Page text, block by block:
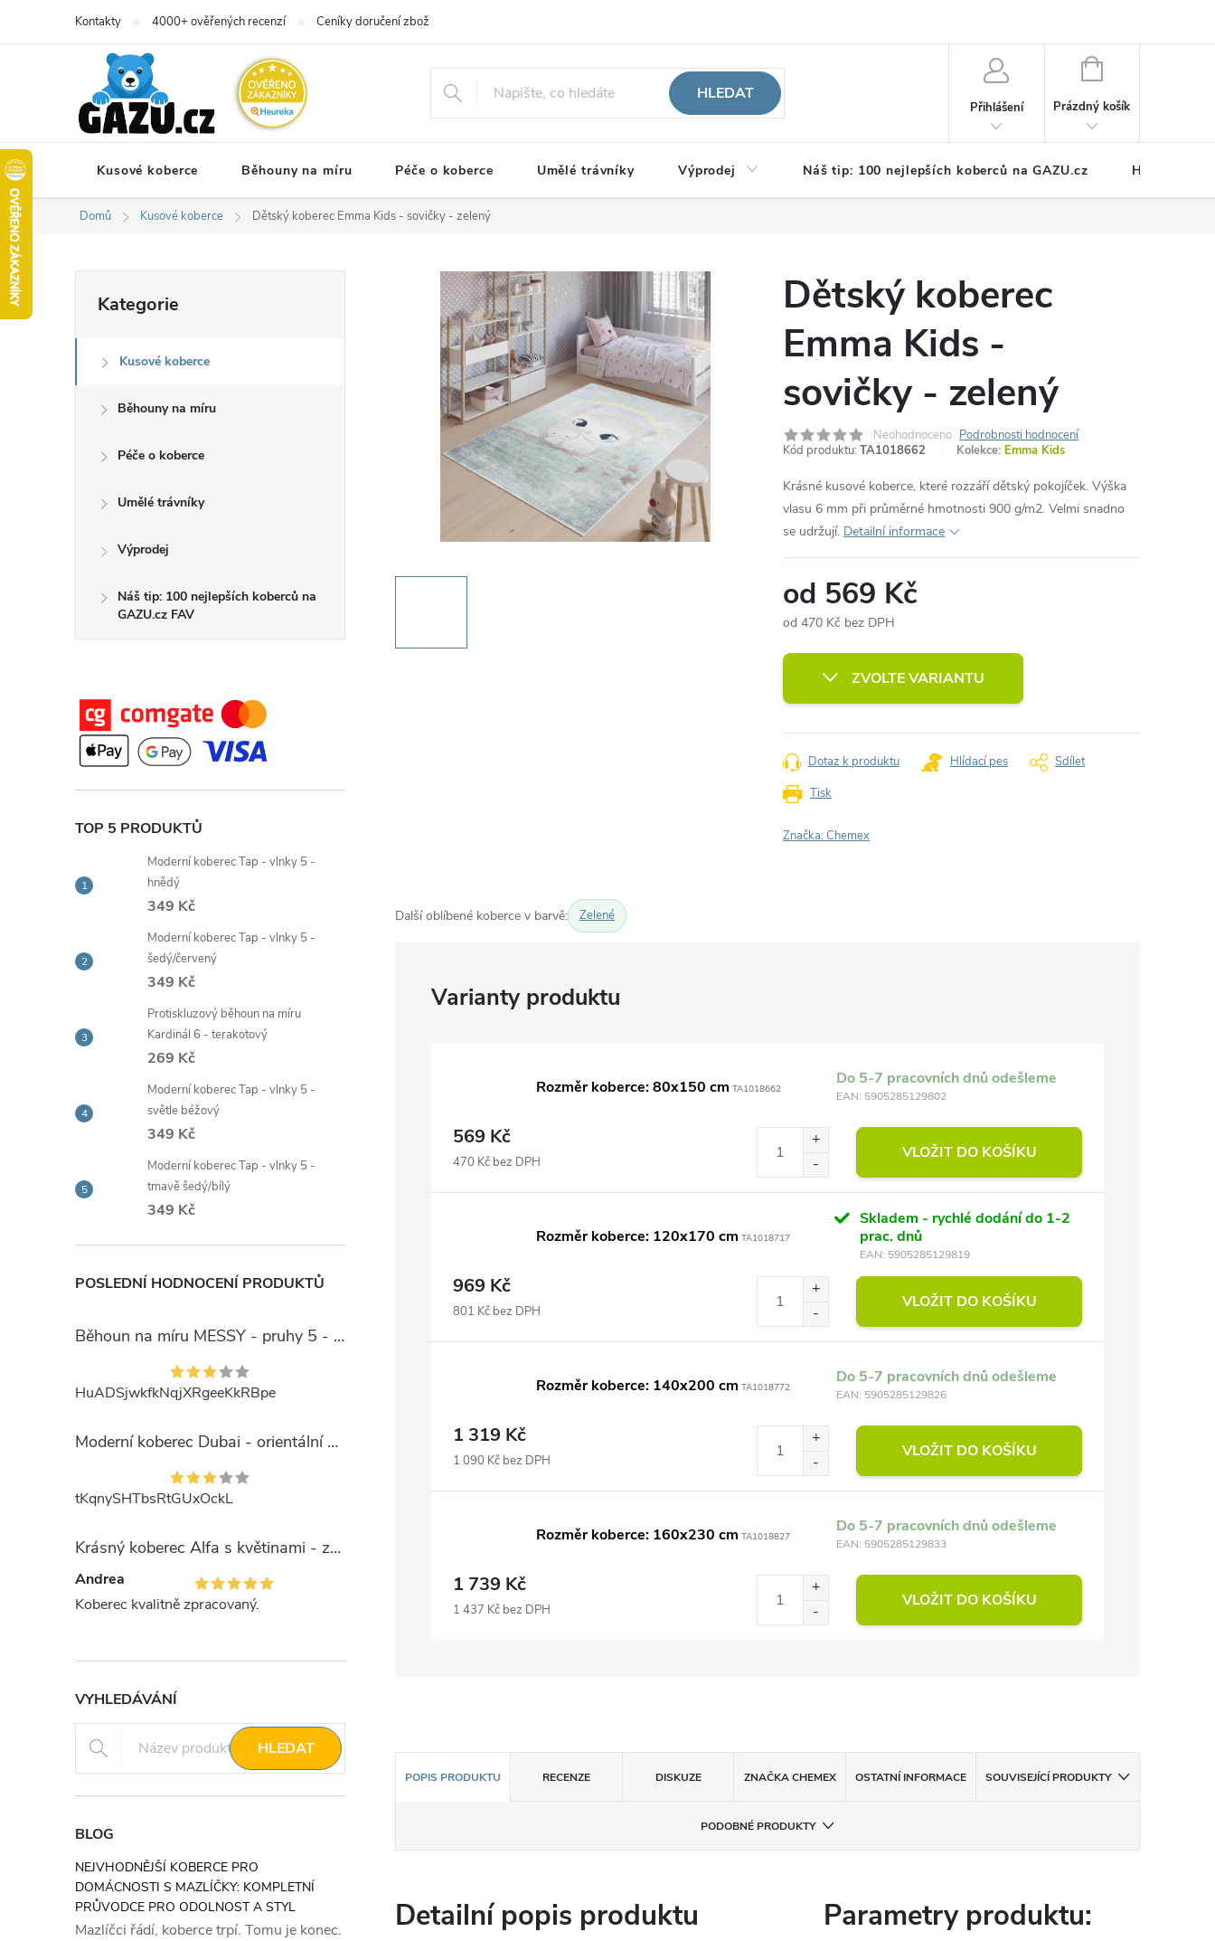
Kontakty 4000+ ověřených recenzí Ceníky doručení zboží
HLEDAT
Přihlášení
NÁKUPNÍ
Prázdný košík
Kusové koberce Běhouny na míru Péče o koberce Umělé trávníky Výprodej Náš tip: 100 nejlepších koberců na GAZU.cz Hodnocení
Domů Kusové koberce Dětský koberec Emma Kids - sovičky - zelený
o
s
í
p
a
n
e
l
kategorie
Kategorie
Kusové koberce
Běhouny na míru
Péče o koberce
Umělé trávníky
Výprodej
Náš tip: 100 nejlepších koberců na
GAZU.cz FAV
TOP 5 PRODUKTŮ
Moderní koberec Tap - vlnky 5 -
hnědý
349 Kč
Moderní koberec Tap - vlnky 5 -
šedý/červený
349 Kč
Protiskluzový běhoun na míru
Kardinál 6 - terakotový
269 Kč
Moderní koberec Tap - vlnky 5 -
světle béžový
349 Kč
Moderní koberec Tap - vlnky 5 -
tmavě šedý/bílý
349 Kč
POSLEDNÍ HODNOCENÍ PRODUKTŮ
Běhoun na míru MESSY - pruhy 5 - béžový
HuADSjwkfkNqjXRgeeKkRBpe
Moderní koberec Dubai - orientální 6 - červený
tKqnySHTbsRtGUxOckL
Krásný koberec Alfa s květinami - zelený
Andrea
Koberec kvalitně zpracovaný.
VYHLEDÁVÁNÍ
HLEDAT
BLOG
NEJVHODNĚJŠÍ KOBERCE PRO
DOMÁCNOSTI S MAZLÍČKY: KOMPLETNÍ
PRŮVODCE PRO ODOLNOST A STYL
Mazlíčci řádí, koberce trpí. Tomu je konec.
Dětský koberec
Emma Kids -
sovičky - zelený
Neohodnoceno Podrobnosti hodnocení
Kód produktu: TA1018662 Kolekce: Emma Kids
Krásné kusové koberce, které rozzáří dětský pokojíček. Výška
vlasu 6 mm při průměrné hmotnosti 900 g/m2. Velmi snadno
se udržují. Detailní informace
od 569 Kč
od 470 Kč bez DPH
cena:
ZVOLTE VARIANTU
Tisk
Dotaz k produktu Hlídací pes Sdílet
Značka:Chemex
Další oblíbené koberce v barvě: Zelené
Rozměr koberce: 80x150 cm TA1018662
Do 5-7 pracovních dnů odešleme
EAN: 5905285129802
569 Kč
470 Kč bez DPH VLOŽIT DO KOŠÍKU
Rozměr koberce: 120x170 cm TA1018717
Skladem - rychlé dodání do 1-2
prac. dnů
EAN: 5905285129819
969 Kč
801 Kč bez DPH VLOŽIT DO KOŠÍKU
Rozměr koberce: 140x200 cm TA1018772
Do 5-7 pracovních dnů odešleme
EAN: 5905285129826
1 319 Kč
1 090 Kč bez DPH VLOŽIT DO KOŠÍKU
Rozměr koberce: 160x230 cm TA1018827
Do 5-7 pracovních dnů odešleme
EAN: 5905285129833
1 739 Kč
1 437 Kč bez DPH VLOŽIT DO KOŠÍKU
POPIS PRODUKTU RECENZE DISKUZE ZNAČKACHEMEX OSTATNÍ INFORMACE SOUVISEJÍCÍ PRODUKTY
PODOBNÉ PRODUKTY
Detailní popis produktu Parametry produktu: